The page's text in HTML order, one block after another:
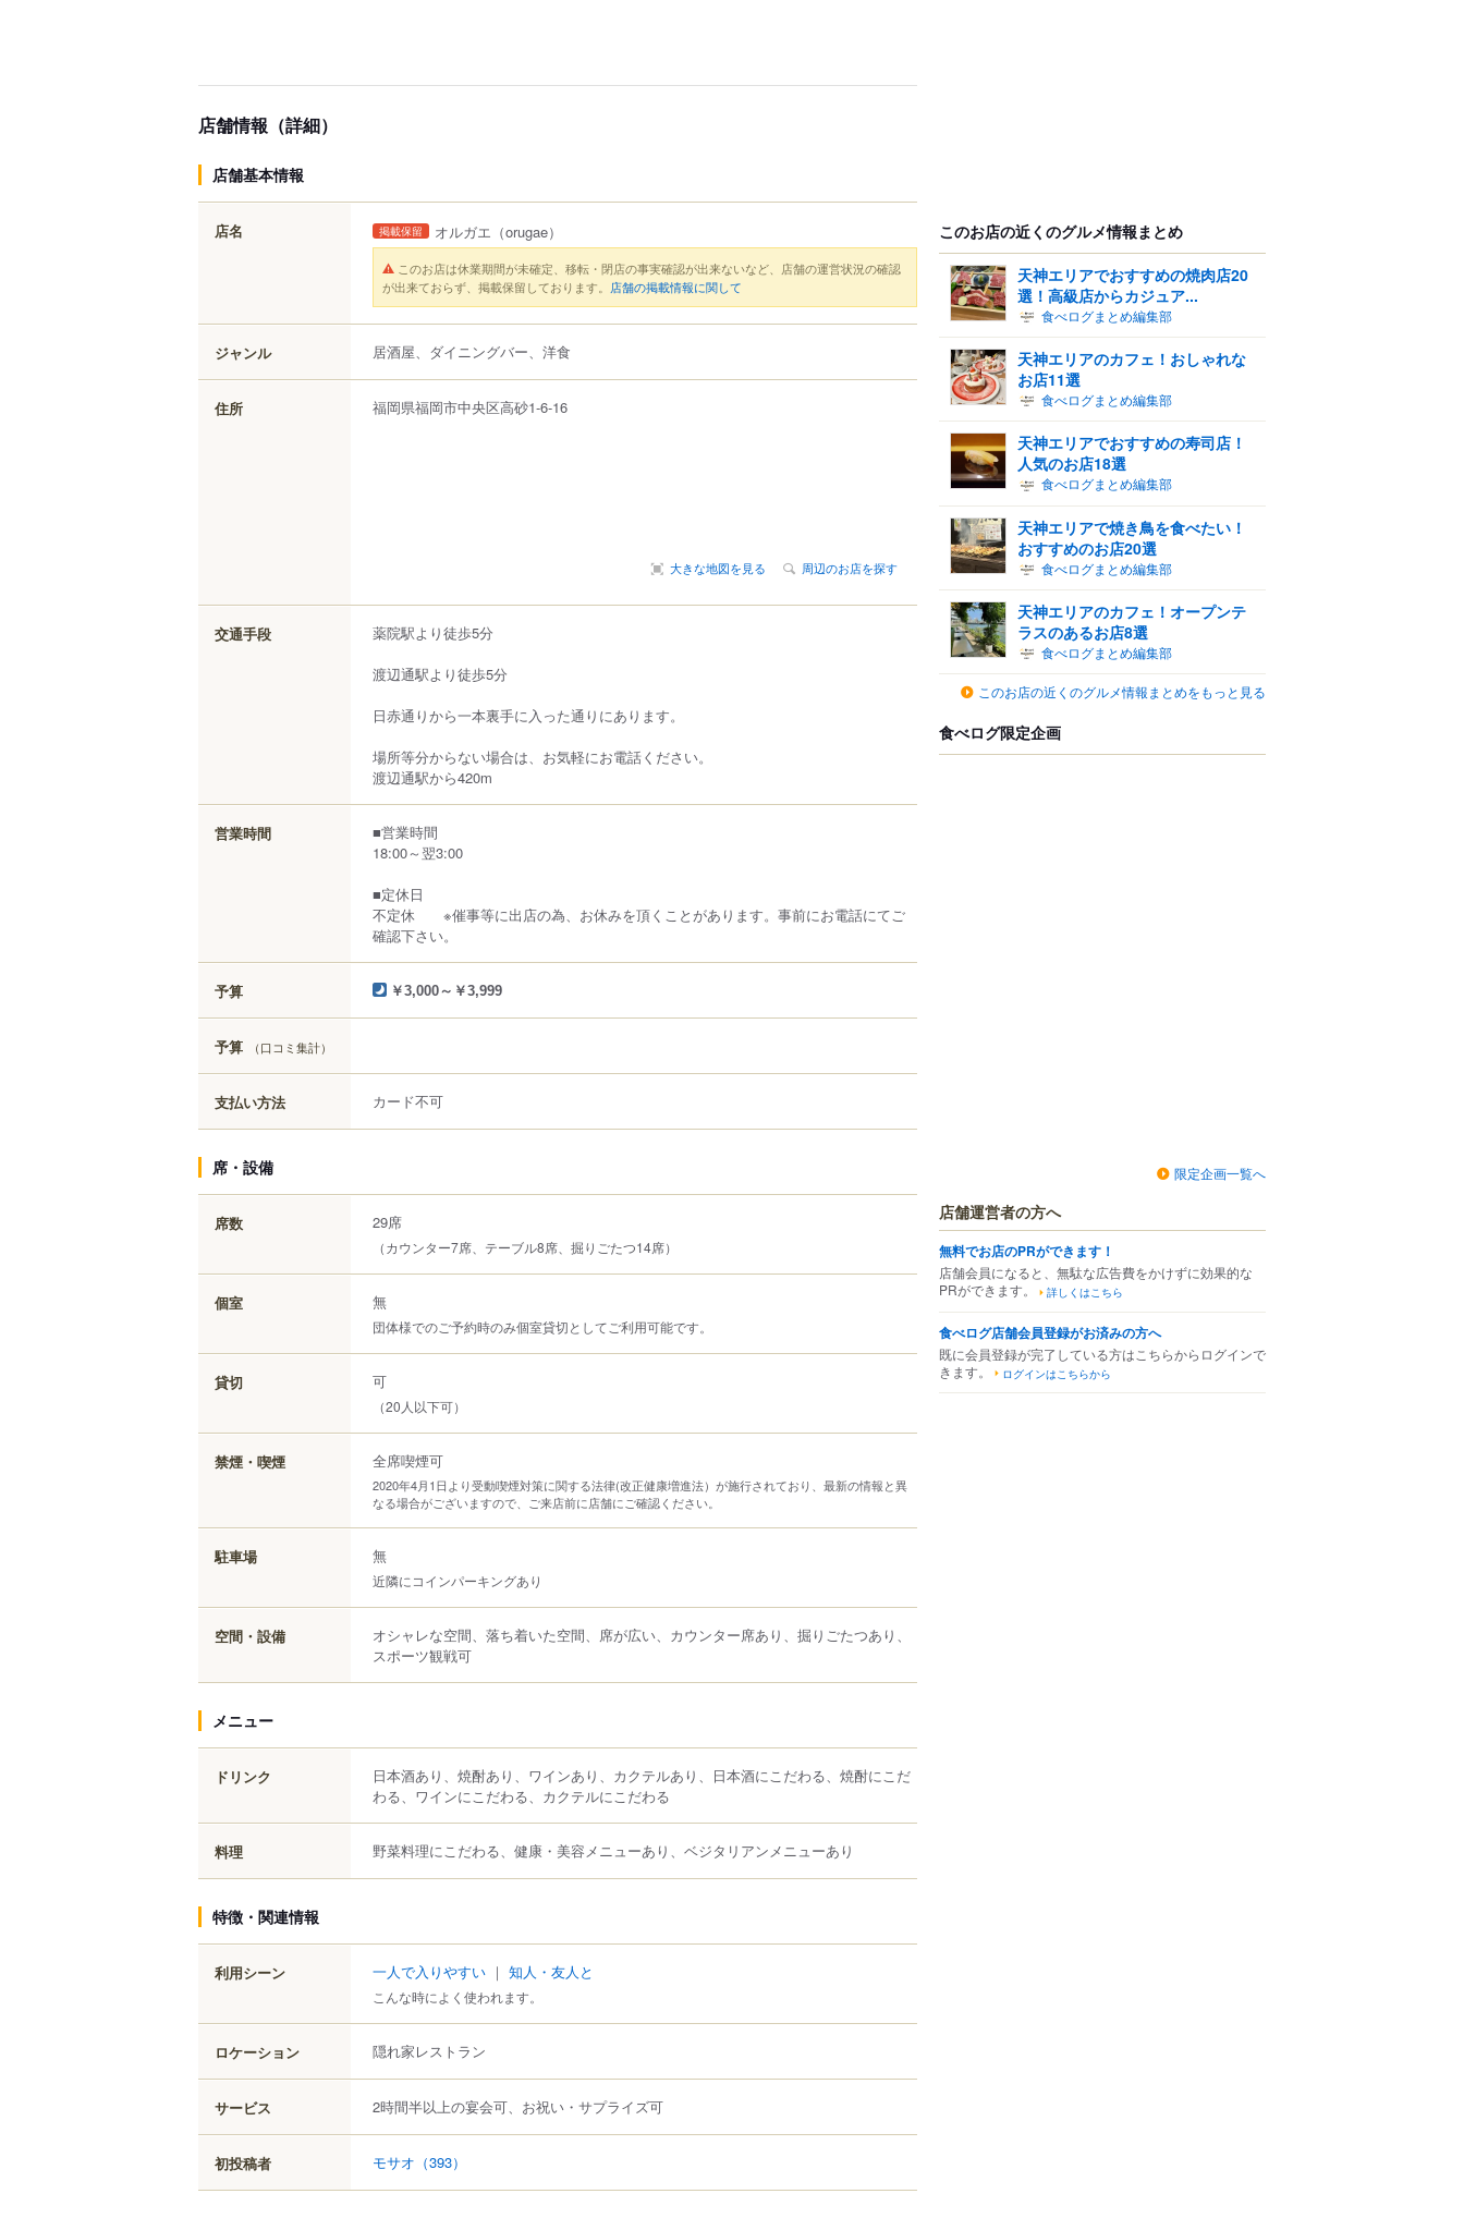
店舗情報（詳細）
店舗基本情報
店名 掲載保留 オルガエ （orugae）
このお店は休業期間が未確定、移転・閉店の事実確認が出来ないなど、店舗の運営状況の確認
が出来ておらず、掲載保留しております。 店舗の掲載情報に関して
ジャンル 居酒屋、ダイニングバー、洋食
住所 福岡県福岡市中央区高砂1-6-16
大きな地図を見る 周辺のお店を探す
交通手段
薬院駅より徒歩5分
渡辺通駅より徒歩5分
日赤通りから一本裏手に入った通りにあります。
場所等分からない場合は、お気軽にお電話ください。
渡辺通駅から420m
営業時間
■営業時間
18:00～翌3:00
■定休日
不定休 ※催事等に出店の為、お休みを頂くことがあります。事前にお電話にてご
確認下さい。
予算 ￥3,000～￥3,999
予算 （口コミ集計）
支払い方法 カード不可
席・設備
席数 29席
（カウンター7席、テーブル8席、掘りごたつ14席）
個室 無
団体様でのご予約時のみ個室貸切としてご利用可能です。
貸切 可
（20人以下可）
禁煙・喫煙 全席喫煙可
2020年4月1日より受動喫煙対策に関する法律(改正健康増進法）が施行されており、最新の情報と異
なる場合がございますので、ご来店前に店舗にご確認ください。
駐車場 無
近隣にコインパーキングあり
空間・設備
オシャレな空間、落ち着いた空間、席が広い、カウンター席あり、掘りごたつあり、
スポーツ観戦可
メニュー
ドリンク
日本酒あり、焼酎あり、ワインあり、カクテルあり、日本酒にこだわる、焼酎にこだ
わる、ワインにこだわる、カクテルにこだわる
料理 野菜料理にこだわる、健康・美容メニューあり、ベジタリアンメニューあり
特徴・関連情報
利用シーン 一人で入りやすい ｜ 知人・友人と
こんな時によく使われます。
ロケーション 隠れ家レストラン
サービス 2時間半以上の宴会可、お祝い・サプライズ可
初投稿者 モサオ （393）
このお店の近くのグルメ情報まとめ
天神エリアでおすすめの焼肉店20
選！高級店からカジュア...
食べログまとめ編集部
天神エリアのカフェ！おしゃれな
お店11選
食べログまとめ編集部
天神エリアでおすすめの寿司店！
人気のお店18選
食べログまとめ編集部
天神エリアで焼き鳥を食べたい！
おすすめのお店20選
食べログまとめ編集部
天神エリアのカフェ！オープンテ
ラスのあるお店8選
食べログまとめ編集部
このお店の近くのグルメ情報まとめをもっと見る
食べログ限定企画
限定企画一覧へ
店舗運営者の方へ
無料でお店のPRができます！
店舗会員になると、無駄な広告費をかけずに効果的な
PRができます。
詳しくはこちら
食べログ店舗会員登録がお済みの方へ
既に会員登録が完了している方はこちらからログインで
きます。
ログインはこちらから